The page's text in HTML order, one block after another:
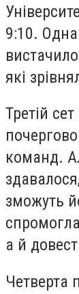
9:10.
які
Третій
команд.
зможуть
а й
Четверта